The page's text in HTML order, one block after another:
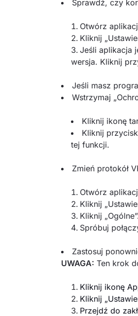
Sprawdź, czy
Otwórz
Kliknij
Jeśli aplikacja
wersja. Kliknij
Jeśli masz
Wstrzymaj
Kliknij ikonę
Kliknij
tej funkcji.
Zmień protokół
Otwórz
Kliknij
Kliknij
Spróbuj
Zastosuj
UWAGA: Ten krok
Kliknij ikonę
Kliknij
Przejdź do